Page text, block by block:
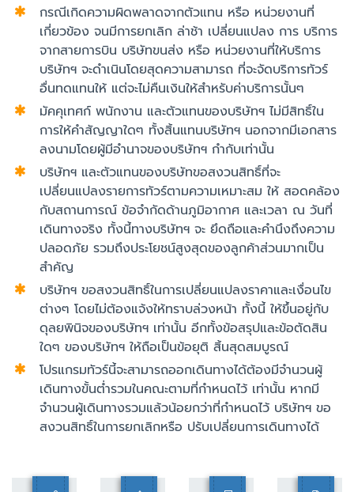
กรณีเกิดความผิดพลาดจากตัวแทน หรือ หน่วยงานที่
เกี่ยวข้อง จนมีการยกเลิก ล่าช้า เปลี่ยนแปลง การ บริการ
จากสายการบิน บริษัทขนส่ง หรือ หน่วยงานที่ให้บริการ
บริษัทฯ จะดำเนินโดยสุดความสามารถ ที่จะจัดบริการทัวร์
อื่นทดแทนให้ แต่จะไม่คืนเงินให้สำหรับค่าบริการนั้นๆ
มัคคุเทศก์ พนักงาน และตัวแทนของบริษัทฯ ไม่มีสิทธิ์ใน
การให้คำสัญญาใดๆ ทั้งสิ้นแทนบริษัทฯ นอกจากมีเอกสาร
ลงนามโดยผู้มีอำนาจของบริษัทฯ กำกับเท่านั้น
บริษัทฯ และตัวแทนของบริษัทขอสงวนสิทธิ์ที่จะ
เปลี่ยนแปลงรายการทัวร์ตามความเหมาะสม ให้ สอดคล้อง
กับสถานการณ์ ข้อจำกัดด้านภูมิอากาศ และเวลา ณ วันที่
เดินทางจริง ทั้งนี้ทางบริษัทฯ จะ ยึดถือและคำนึงถึงความ
ปลอดภัย รวมถึงประโยชน์สูงสุดของลูกค้าส่วนมากเป็น
สำคัญ
บริษัทฯ ขอสงวนสิทธิ์ในการเปลี่ยนแปลงราคาและเงื่อนไข
ต่างๆ โดยไม่ต้องแจ้งให้ทราบล่วงหน้า ทั้งนี้ ให้ขึ้นอยู่กับ
ดุลยพินิจของบริษัทฯ เท่านั้น อีกทั้งข้อสรุปและข้อตัดสิน
ใดๆ ของบริษัทฯ ให้ถือเป็นข้อยุติ สิ้นสุดสมบูรณ์
โปรแกรมทัวร์นี้จะสามารถออกเดินทางได้ต้องมีจำนวนผู้
เดินทางขั้นต่ำรวมในคณะตามที่กำหนดไว้ เท่านั้น หากมี
จำนวนผู้เดินทางรวมแล้วน้อยกว่าที่กำหนดไว้ บริษัทฯ ขอ
สงวนสิทธิ์ในการยกเลิกหรือ ปรับเปลี่ยนการเดินทางได้